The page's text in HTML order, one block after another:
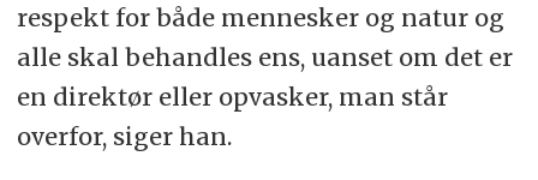
respekt for både mennesker og natur og
alle skal behandles ens, uanset om det er
en direktør eller opvasker, man står
overfor, siger han.